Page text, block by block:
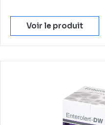
Voir le produit